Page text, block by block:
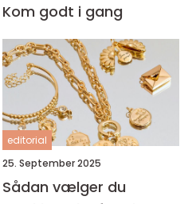
Kom godt i gang
editorial
25. September 2025
Sådan vælger du